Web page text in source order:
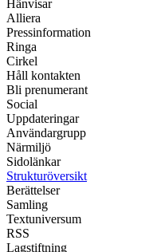
Hänvisar
Alliera
Pressinformation
Ringa
Cirkel
Håll kontakten
Bli prenumerant
Social
Uppdateringar
Användargrupp
Närmiljö
Sidolänkar
Strukturöversikt
Berättelser
Samling
Textuniversum
RSS
Lagstiftning